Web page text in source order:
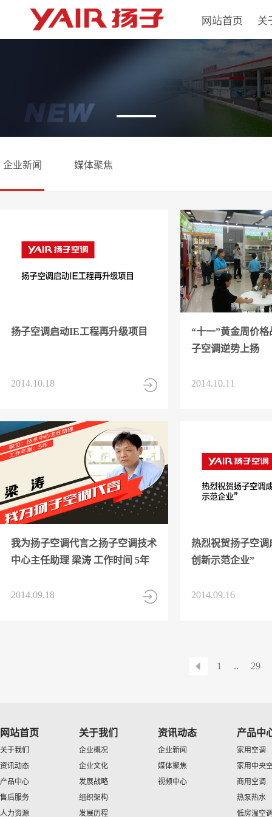
网站首页 关
企业新闻 媒体聚焦
扬子空调启动IE工程再升级项目
2014.10.18
“十一”黄金周价
子空调逆势上扬
2014.10.11
我为扬子空调代言之扬子空调技术
中心主任助理 梁涛 工作时间 5年
2014.09.18
热烈祝贺扬子空调
创新示范企业”
2014.09.16
1 .. 29
网站首页
关于我们
资讯动态
产品中心
售后服务
人力资源
关于我们
企业概况
企业文化
发展战略
组织架构
发展历程
资讯动态
企业新闻
媒体聚焦
视频中心
产品中
家用空调
家用中央
商用空调
热泵热水
低房温空